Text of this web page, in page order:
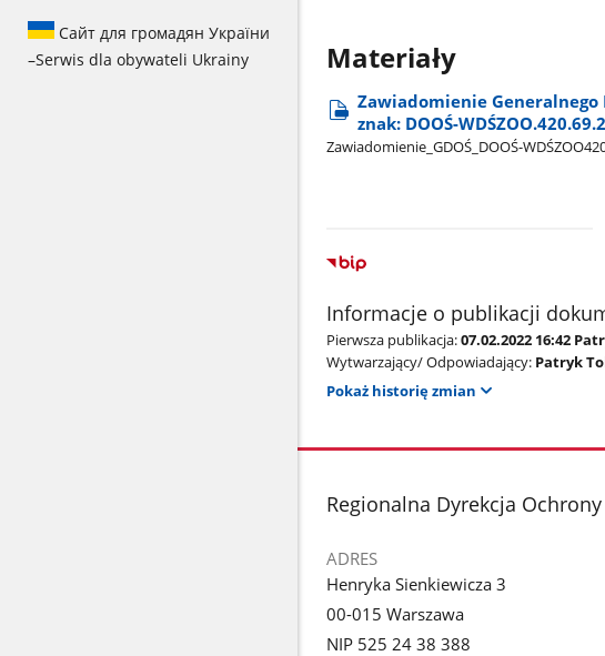
Сайт для громадян України
–Serwis dla obywateli Ukrainy Materiały
Zawiadomienie
znak: DOOŚ-
Zawiadomienie​_GDOŚ​_DOOŚ-
Informacje o publikacji
Pierwsza publikacja:07.02.2022 16:42
Wytwarzający/ Odpowiadający: Patryk
Pokaż historię zmian
stopka
Regionalna Dyrekcja
ADRES
Henryka Sienkiewicza 3
00-015 Warszawa
NIP 525 24 38 388